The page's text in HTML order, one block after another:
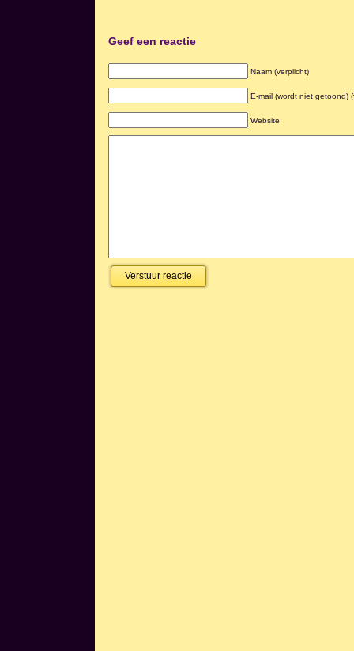
Geef een reactie
Naam (verplicht)
E-mail (wordt niet getoond)
Website